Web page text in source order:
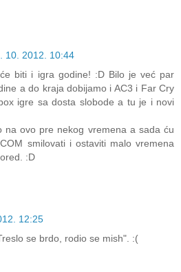
10. 2012. 10:44
biti i igra godine! :D Bilo je već par
a do kraja dobijamo i AC3 i Far Cry
igre sa dosta slobode a tu je i novi
na ovo pre nekog vremena a sada ću
smilovati i ostaviti malo vremena
:D
12:25
se brdo, rodio se mish". :(